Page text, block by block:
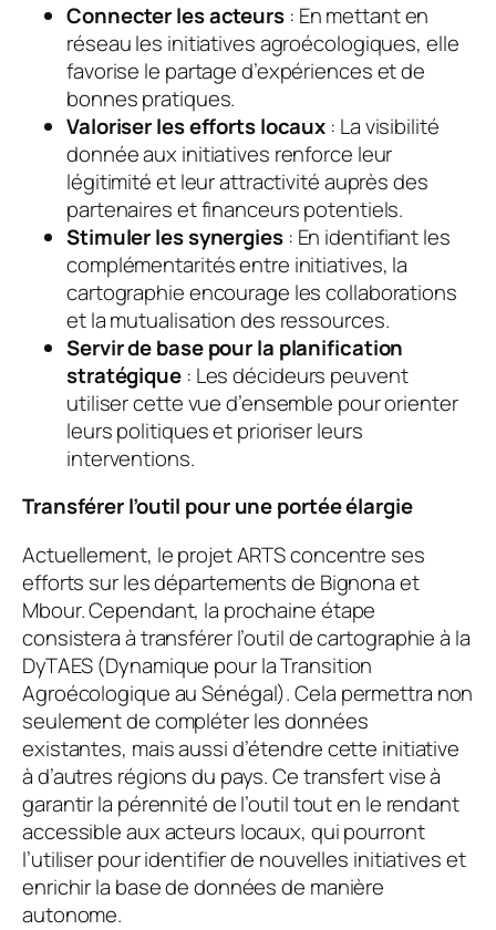
Connecter les acteurs: En mettant en
réseau les initiatives agroécologiques, elle
favorise le partage d’expériences et de
bonnes pratiques.
Valoriser les efforts locaux : La visibilité
donnée aux initiatives renforce leur
légitimité et leur attractivité auprès des
partenaires et financeurs potentiels.
Stimuler les synergies: En identifiant les
complémentarités entre initiatives, la
cartographie encourage les collaborations
et la mutualisation des ressources.
Servir de base pour la planification
stratégique: Les décideurs peuvent
utiliser cette vue d’ensemble pour orienter
leurs politiques et prioriser leurs
interventions.
Transférer l’outil pour une portée élargie
Actuellement, le projet ARTS concentre ses
efforts sur les départements de Bignona et
Mbour. Cependant, la prochaine étape
consistera à transférer l’outil de cartographie à la
DyTAES (Dynamique pour la Transition
Agroécologique au Sénégal). Cela permettra non
seulement de compléter les données
existantes, mais aussi d’étendre cette initiative
à d’autres régions du pays. Ce transfert vise à
garantir la pérennité de l’outil tout en le rendant
accessible aux acteurs locaux, qui pourront
l’utiliser pour identifier de nouvelles initiatives et
enrichir la base de données de manière
autonome.